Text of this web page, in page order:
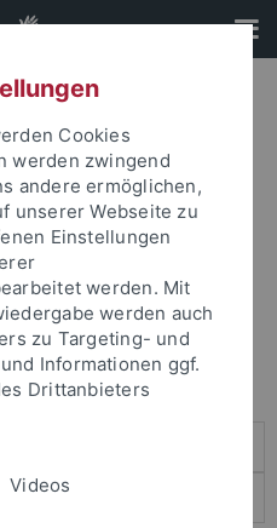
und Ihr Passwort an um sich
Cookies
werden zwingend
andere ermöglichen,
unserer Webseite zu
Einstellungen
werden. Mit
werden auch
zu Targeting- und
Informationen ggf.
Drittanbieters
Videos